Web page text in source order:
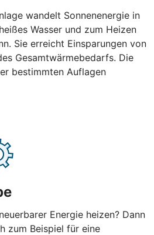
wandelt Sonnenenergie in
Wasser und zum Heizen
Sie erreicht Einsparungen von
Gesamtwärmebedarfs. Die
bestimmten Auflagen
Energie heizen? Dann
zum Beispiel für eine